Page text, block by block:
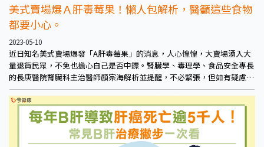
美式賣場爆Ａ肝毒莓果！懶人包解析，醫籲這些食物
都要小心。
2023-05-10
近日知名美式賣場爆發「A肝毒莓果」的消息，人心惶惶，大賣場湧入大
量退貨民眾，不免也擔心自己是否中鏢。腎臟學、毒理學、食品安全專長
的長庚醫院腎臟科主治醫師顏宗海解析並提醒，不必緊張，但如有疑慮仍
應檢查。